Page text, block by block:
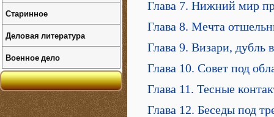
Глава 7. Нижний мир
Глава 8. Мечта
Глава 9. Визари, дубль
Глава 10. Совет под
Глава 11. Тесные
Глава 12. Беседы под
Старинное
Деловая литература
Военное дело